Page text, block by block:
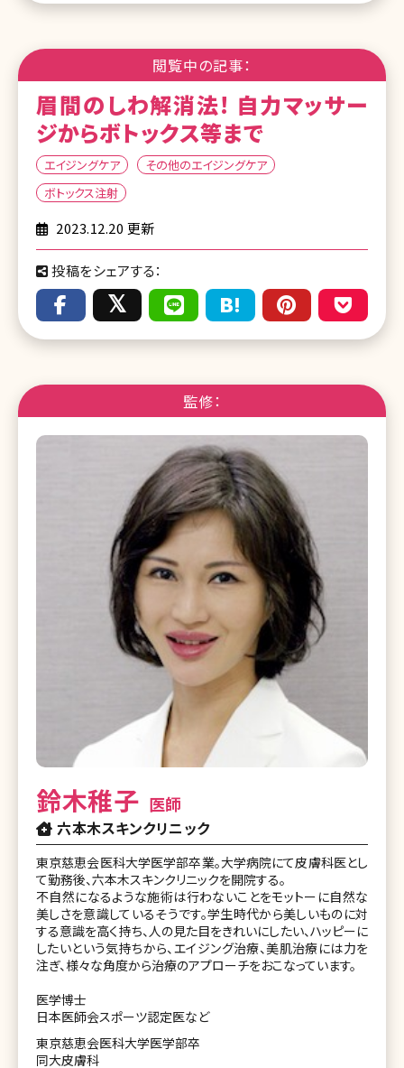
閲覧中の記事：
眉間のしわ解消法! 自力マッサー
ジからボトックス等まで
エイジングケア
その他のエイジングケア
ボトックス注射
2023.12.20 更新
投稿をシェアする：
監修：
鈴木稚子 医師
六本木スキンクリニック
東京慈恵会医科大学医学部卒業。大学病院にて皮膚科医とし
て勤務後、六本木スキンクリニックを開院する。
不自然になるような施術は行わないことをモットーに自然な
美しさを意識しているそうです。学生時代から美しいものに対
する意識を高く持ち、人の見た目をきれいにしたい、ハッピーに
したいという気持ちから、エイジング治療、美肌治療には力を
注ぎ、様々な角度から治療のアプローチをおこなっています。
医学博士
日本医師会スポーツ認定医など
東京慈恵会医科大学医学部卒
同大皮膚科